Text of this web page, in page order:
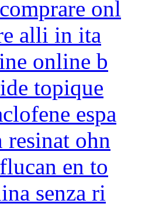
onl
alli in ita
online b
topique
espa
resinat ohn
en to
senza ri